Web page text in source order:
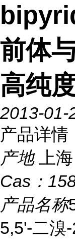
前体
高纯
2013-01-
产品详情
产地
上海
Cas：
产品名称
5,5'-二溴